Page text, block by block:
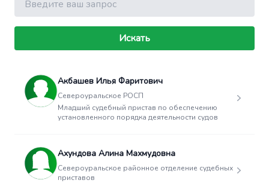
Искать
Акбашев Илья Фаритович
Североуральское РОСП
Младший судебный пристав по обеспечению
установленного порядка деятельности судов
Ахундова Алина Махмудовна
Североуральское районное отделение судебных
приставов